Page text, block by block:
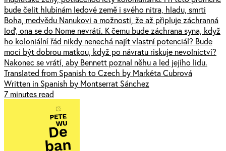
bude čelit hlubinám ledové země i svého nitra, hladu, smrti
Boha, medvědu Nanukovi a možnosti, že až připluje záchranná
loď, ona se do Nome nevrátí. K čemu bude záchrana syna, když
ho koloniální řád nikdy nenechá najít vlastní potenciál? Bude
moci být dobrou matkou, když po návratu riskuje nevolnictví?
Nakonec se vrátí, aby Bennett poznal něhu a led jejího lidu.
Translated from Spanish to Czech by Markéta Cubrová
Written in Spanish by Montserrat Sánchez
7 minutes read